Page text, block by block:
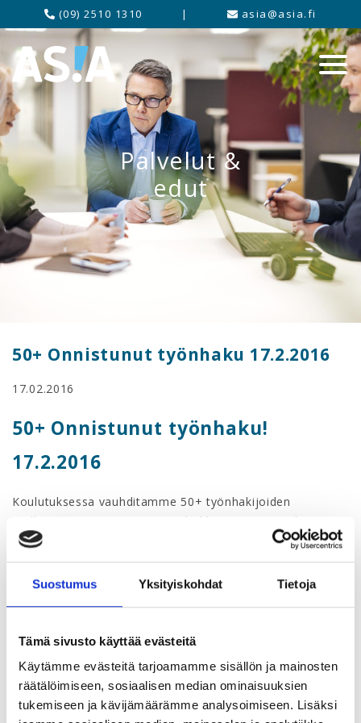
Suostumus Yksityiskohdat Tietoja
Tämä sivusto käyttää evästeitä
Käytämme evästeitä tarjoamamme sisällön ja mainosten
räätälöimiseen, sosiaalisen median ominaisuuksien
tukemiseen ja kävijämäärämme analysoimiseen. Lisäksi
(09) 2510 1310 | asia@asia.fi
Palvelut &
edut
50+ Onnistunut työnhaku 17.2.2016
17.02.2016
50+ Onnistunut työnhaku!
17.2.2016
Koulutuksessa vauhditamme 50+ työnhakijoiden
työllistymistä antaen tietoa tehokkaimmista työnhaun
keinoista. Murramme myös ikään liittyviä myyttejä ja
kuulemme runsaasti onnistumistarinoita. Motivoidumme
sekä saamme uskoa ja kannustusta omaan työnhakuun!
Koulutuksen teemat
Miten tunnistaa omaa osaamista ja vahvuuksia?
Mitkä ovat tehokkaan työnhaun keinot ja kanavat?
Miten teen hyvän CV:n ja hakemuksen?
Taustaa 50+ työllistymisestä